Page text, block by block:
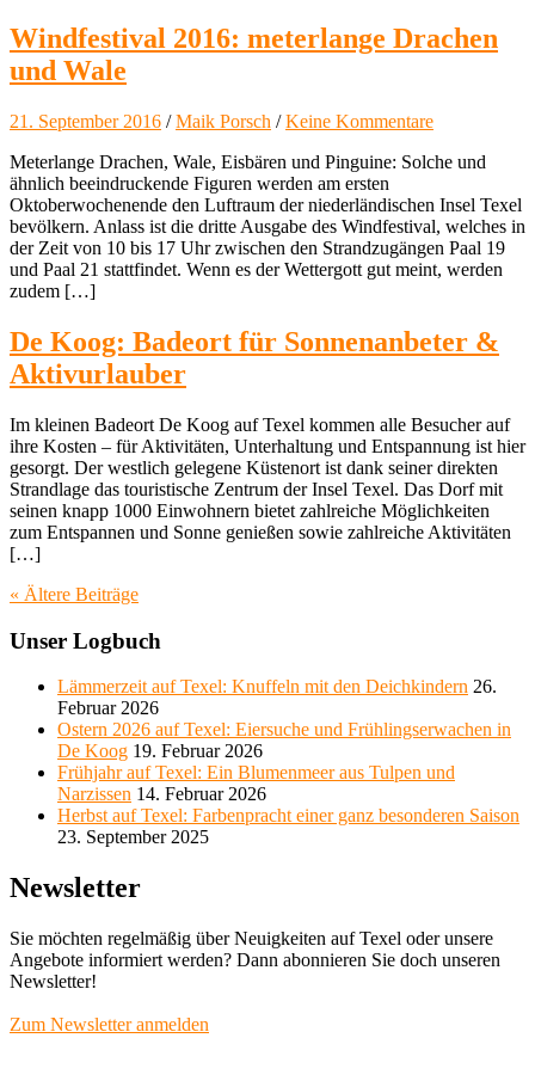
Windfestival 2016: meterlange Drachen
und Wale
21. September 2016 /Maik Porsch /Keine Kommentare
Meterlange Drachen, Wale, Eisbären und Pinguine: Solche und
ähnlich beeindruckende Figuren werden am ersten
Oktoberwochenende den Luftraum der niederländischen Insel Texel
bevölkern. Anlass ist die dritte Ausgabe des Windfestival, welches in
der Zeit von 10 bis 17 Uhr zwischen den Strandzugängen Paal 19
und Paal 21 stattfindet. Wenn es der Wettergott gut meint, werden
zudem […]
De Koog: Badeort für Sonnenanbeter &
Aktivurlauber
Im kleinen Badeort De Koog auf Texel kommen alle Besucher auf
ihre Kosten – für Aktivitäten, Unterhaltung und Entspannung ist hier
gesorgt. Der westlich gelegene Küstenort ist dank seiner direkten
Strandlage das touristische Zentrum der Insel Texel. Das Dorf mit
seinen knapp 1000 Einwohnern bietet zahlreiche Möglichkeiten
zum Entspannen und Sonne genießen sowie zahlreiche Aktivitäten
[…]
« Ältere Beiträge
Unser Logbuch
Lämmerzeit auf Texel: Knuffeln mit den Deichkindern 26.
Februar 2026
Ostern 2026 auf Texel: Eiersuche und Frühlingserwachen in
De Koog 19. Februar 2026
Frühjahr auf Texel: Ein Blumenmeer aus Tulpen und
Narzissen 14. Februar 2026
Herbst auf Texel: Farbenpracht einer ganz besonderen Saison
23. September 2025
Newsletter
Sie möchten regelmäßig über Neuigkeiten auf Texel oder unsere
Angebote informiert werden? Dann abonnieren Sie doch unseren
Newsletter!
Zum Newsletter anmelden